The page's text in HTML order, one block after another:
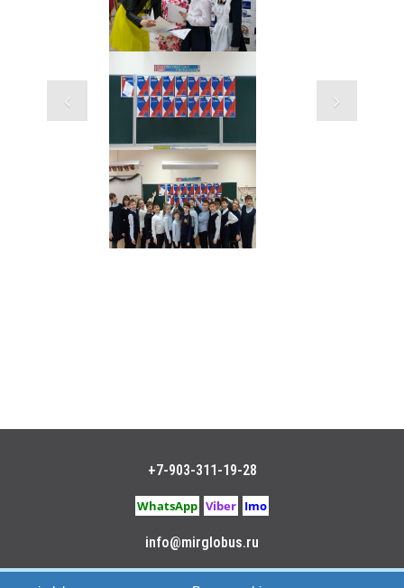
+7-903-311-19-28
WhatsApp Viber Imo
info@mirglobus.ru